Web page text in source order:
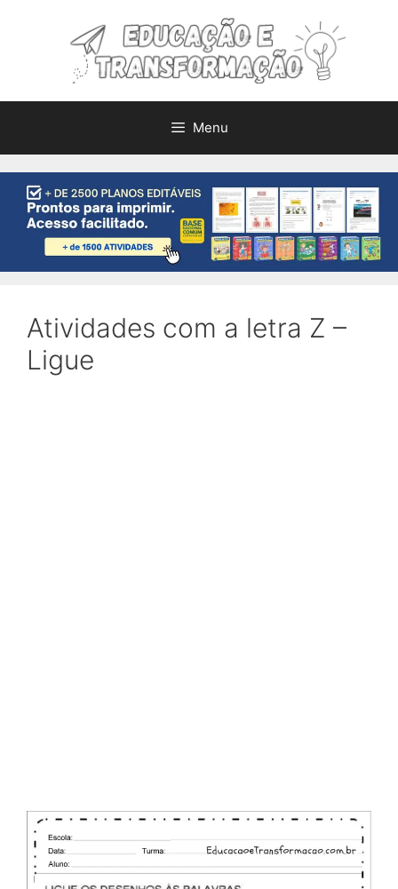
Menu
Atividades com a letra Z –
Ligue